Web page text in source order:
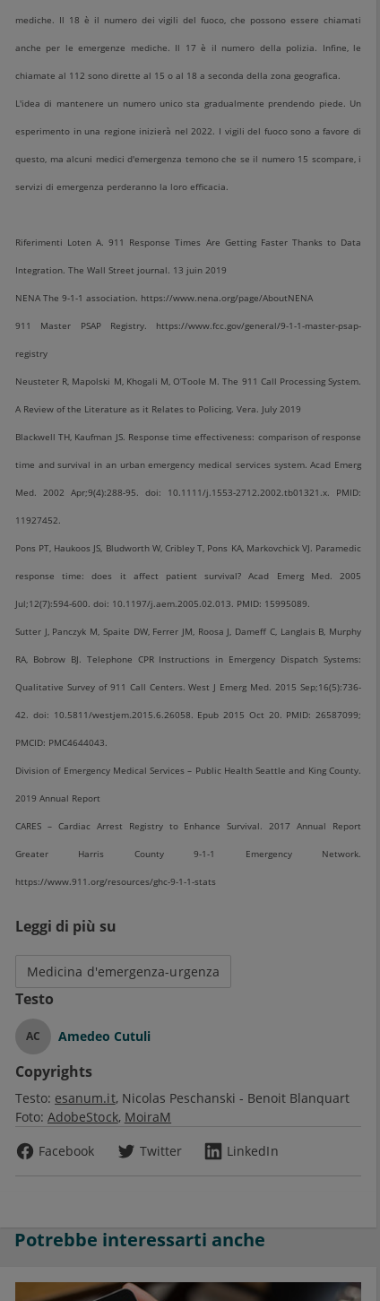
mediche. Il 18 è il numero dei vigili del fuoco, che possono essere chiamati
anche per le emergenze mediche. Il 17 è il numero della polizia. Infine, le
chiamate al 112 sono dirette al 15 o al 18 a seconda della zona geografica.
L'idea di mantenere un numero unico sta gradualmente prendendo piede. Un
esperimento in una regione inizierà nel 2022. I vigili del fuoco sono a favore di
questo, ma alcuni medici d'emergenza temono che se il numero 15 scompare, i
servizi di emergenza perderanno la loro efficacia.
Riferimenti Loten A. 911 Response Times Are Getting Faster Thanks to Data
Integration. The Wall Street journal. 13 juin 2019
NENA The 9-1-1 association. https://www.nena.org/page/AboutNENA
911 Master PSAP Registry. https://www.fcc.gov/general/9-1-1-master-psap-
registry
Neusteter R, Mapolski M, Khogali M, O’Toole M. The 911 Call Processing System.
A Review of the Literature as it Relates to Policing. Vera. July 2019
Blackwell TH, Kaufman JS. Response time effectiveness: comparison of response
time and survival in an urban emergency medical services system. Acad Emerg
Med. 2002 Apr;9(4):288-95. doi: 10.1111/j.1553-2712.2002.tb01321.x. PMID:
11927452.
Pons PT, Haukoos JS, Bludworth W, Cribley T, Pons KA, Markovchick VJ. Paramedic
response time: does it affect patient survival? Acad Emerg Med. 2005
Jul;12(7):594-600. doi: 10.1197/j.aem.2005.02.013. PMID: 15995089.
Sutter J, Panczyk M, Spaite DW, Ferrer JM, Roosa J, Dameff C, Langlais B, Murphy
RA, Bobrow BJ. Telephone CPR Instructions in Emergency Dispatch Systems:
Qualitative Survey of 911 Call Centers. West J Emerg Med. 2015 Sep;16(5):736-
42. doi: 10.5811/westjem.2015.6.26058. Epub 2015 Oct 20. PMID: 26587099;
PMCID: PMC4644043.
Division of Emergency Medical Services – Public Health Seattle and King County.
2019 Annual Report
CARES – Cardiac Arrest Registry to Enhance Survival. 2017 Annual Report
Greater Harris County 9-1-1 Emergency Network.
https://www.911.org/resources/ghc-9-1-1-stats
Leggi di più su
Medicina d'emergenza-urgenza
Testo
AC Amedeo Cutuli
Copyrights
Testo: esanum.it Nicolas Peschanski - Benoit Blanquart
Foto: AdobeStock MoiraM
Facebook
Twitter LinkedIn
Potrebbe interessarti anche